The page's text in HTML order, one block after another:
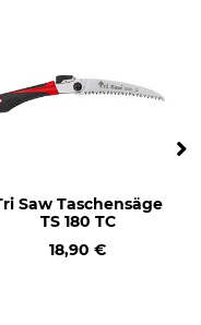
Saw Taschensäge
TS 180 TC
18,90 €